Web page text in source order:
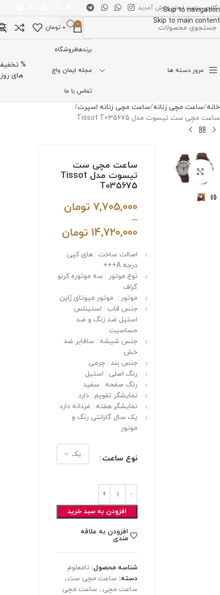
Skip to navigation
Skip to main content
گالری ساعت ایمان خوش آمدید
0
0 تومان
مرور دسته ها
برندهافروشگاه
مجله ایمان واچ
تماس با ما
%
های روز
خانه ساعت مچی زنانه ساعت مچی زنانه اسپرت
ساعت مچی ست تیسوت مدل Tissot T035675
برای بزرگنمایی کلیک کنیدساعت مچی ست
تیسوت مدل Tissot
T035675
7,705,000 تومان
–
14,720,000 تومان
اصالت ساخت : های کپی
درجه A+++
نوع موتور : سه موتوره کرنو
گراف
موتور : موتور میوتای ژاپن
جنس قاب : استینلس
استیل ضد زنگ و ضد
حساسیت
جنس شیشه : سافایر ضد
خش
جنس بند : چرمی
رنگ اصلی : استیل
رنگ صفحه : سفید
نمایشگر تقویم : دارد
نمایشگر هفته : مردانه دارد
یک سال گارانتی رنگ و
موتور
نوع ساعت
افزودن به سبد خرید
افزودن به علاقه
مندی
شناسه محصول: نامعلوم
دسته: ساعت مچی ست ,
ساعت مچی , ساعت مچی